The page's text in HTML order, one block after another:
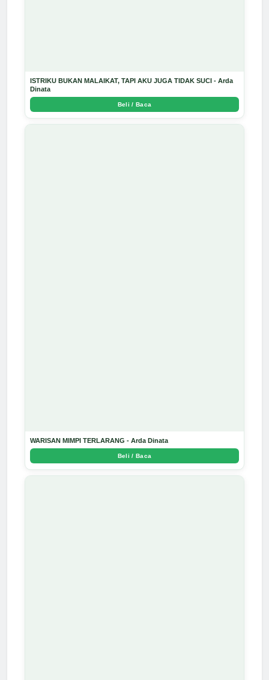
ISTRIKU BUKAN MALAIKAT, TAPI AKU JUGA TIDAK SUCI - Arda
Dinata
Beli / Baca
WARISAN MIMPI TERLARANG - Arda Dinata
Beli / Baca